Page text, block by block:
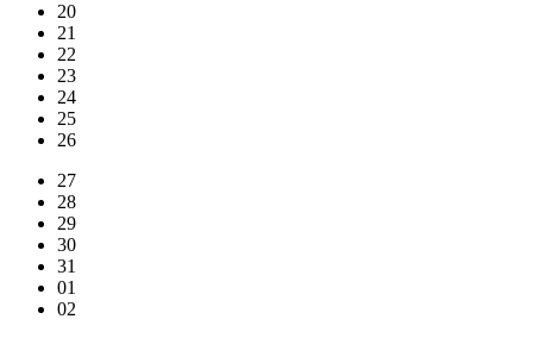
20
21
22
23
24
25
26
27
28
29
30
31
01
02